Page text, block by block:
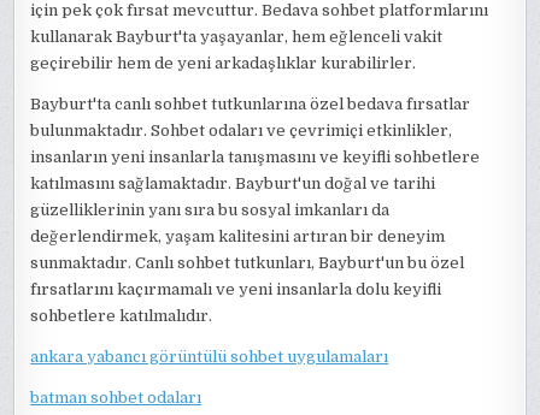
için pek çok fırsat mevcuttur. Bedava sohbet platformlarını
kullanarak Bayburt'ta yaşayanlar, hem eğlenceli vakit
geçirebilir hem de yeni arkadaşlıklar kurabilirler.
Bayburt'ta canlı sohbet tutkunlarına özel bedava fırsatlar
bulunmaktadır. Sohbet odaları ve çevrimiçi etkinlikler,
insanların yeni insanlarla tanışmasını ve keyifli sohbetlere
katılmasını sağlamaktadır. Bayburt'un doğal ve tarihi
güzelliklerinin yanı sıra bu sosyal imkanları da
değerlendirmek, yaşam kalitesini artıran bir deneyim
sunmaktadır. Canlı sohbet tutkunları, Bayburt'un bu özel
fırsatlarını kaçırmamalı ve yeni insanlarla dolu keyifli
sohbetlere katılmalıdır.
ankara yabancı görüntülü sohbet uygulamaları
batman sohbet odaları